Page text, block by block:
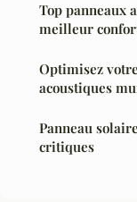
Top panneaux
meilleur
Optimisez
acoustiques
Panneau
critiques